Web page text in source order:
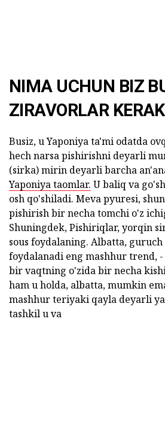
NIMA UCHUN BIZ
ZIRAVORLAR KERAK
Busiz, u Yaponiya ta'mi odatda
hech narsa pishirishni deyarli
(sirka) mirin deyarli barcha
Yaponiya taomlar. U baliq va
osh qo'shiladi. Meva pyuresi,
pishirish bir necha tomchi o'z
Shuningdek, Pishiriqlar, yorqin
sous foydalaning. Albatta,
foydalanadi eng mashhur trend,
bir vaqtning o'zida bir necha
ham u holda, albatta, mumkin
mashhur teriyaki qayla deyarli
tashkil u va